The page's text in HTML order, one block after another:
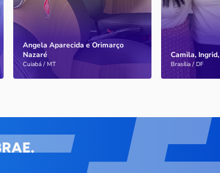
Angela Aparecida e Orimarço
Nazaré
Cuiabá / MT
Saiba mais
Camila,
Brasília / DF
Saiba mais